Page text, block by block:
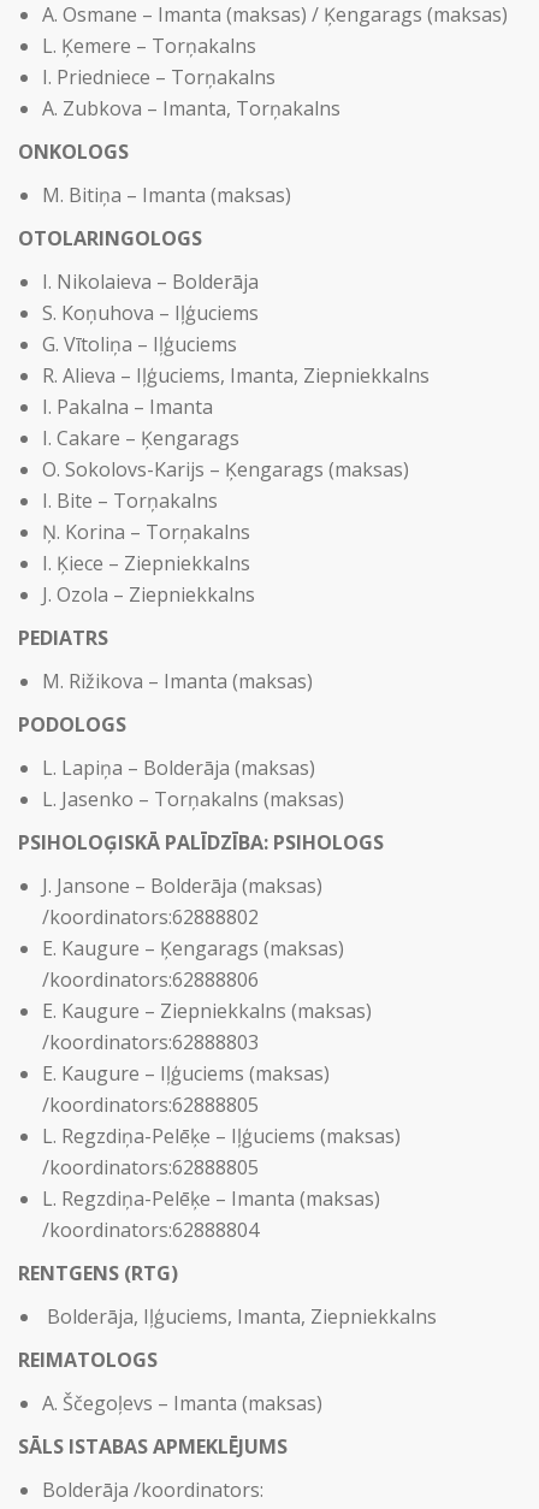
A. Osmane – Imanta (maksas) / Ķengarags (maksas)
L. Ķemere – Torņakalns
I. Priedniece – Torņakalns
A. Zubkova – Imanta, Torņakalns
ONKOLOGS
M. Bitiņa – Imanta (maksas)
OTOLARINGOLOGS
I. Nikolaieva – Bolderāja
S. Koņuhova – Iļģuciems
G. Vītoliņa – Iļģuciems
R. Alieva – Iļģuciems, Imanta, Ziepniekkalns
I. Pakalna – Imanta
I. Cakare – Ķengarags
O. Sokolovs-Karijs – Ķengarags (maksas)
I. Bite – Torņakalns
Ņ. Korina – Torņakalns
I. Ķiece – Ziepniekkalns
J. Ozola – Ziepniekkalns
PEDIATRS
M. Rižikova – Imanta (maksas)
PODOLOGS
L. Lapiņa – Bolderāja (maksas)
L. Jasenko – Torņakalns (maksas)
PSIHOLOĢISKĀ PALĪDZĪBA: PSIHOLOGS
J. Jansone – Bolderāja (maksas)
/koordinators:62888802
E. Kaugure – Ķengarags (maksas)
/koordinators:62888806
E. Kaugure – Ziepniekkalns (maksas)
/koordinators:62888803
E. Kaugure – Iļģuciems (maksas)
/koordinators:62888805
L. Regzdiņa-Pelēķe – Iļģuciems (maksas)
/koordinators:62888805
L. Regzdiņa-Pelēķe – Imanta (maksas)
/koordinators:62888804
RENTGENS (RTG)
Bolderāja, Iļģuciems, Imanta, Ziepniekkalns
REIMATOLOGS
A. Ščegoļevs – Imanta (maksas)
SĀLS ISTABAS APMEKLĒJUMS
Bolderāja /koordinators: